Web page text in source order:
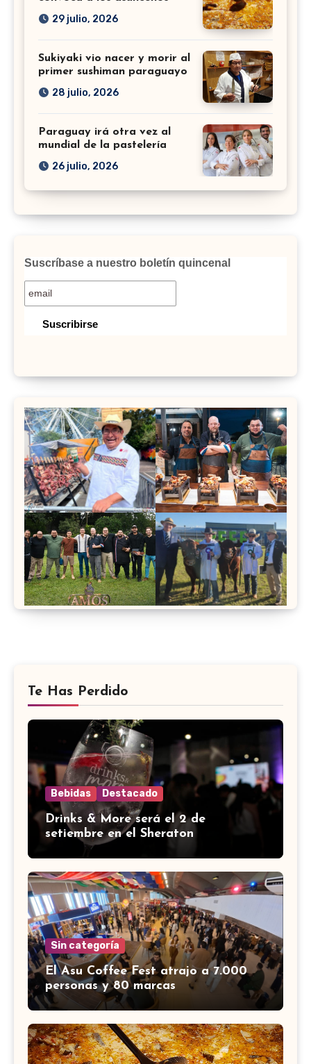
29 julio, 2026
Sukiyaki vio nacer y morir al
primer sushiman paraguayo
28 julio, 2026
Paraguay irá otra vez al
mundial de la pastelería
26 julio, 2026
Suscríbase a nuestro boletín quincenal
Te Has Perdido
Bebidas Destacado
Drinks & More será el 2 de
setiembre en el Sheraton
Sin categoría
El Asu Coffee Fest atrajo a 7.000
personas y 80 marcas